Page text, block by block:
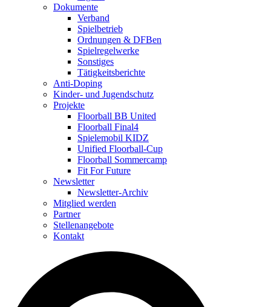
Dokumente
Verband
Spielbetrieb
Ordnungen & DFBen
Spielregelwerke
Sonstiges
Tätigkeitsberichte
Anti-Doping
Kinder- und Jugendschutz
Projekte
Floorball BB United
Floorball Final4
Spielemobil KIDZ
Unified Floorball-Cup
Floorball Sommercamp
Fit For Future
Newsletter
Newsletter-Archiv
Mitglied werden
Partner
Stellenangebote
Kontakt